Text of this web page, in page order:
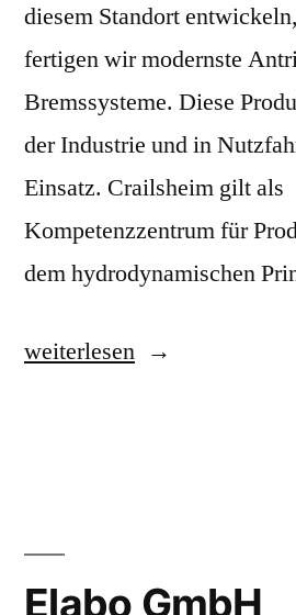
diesem Standort
fertigen wir modernste
Bremssysteme. Diese
der Industrie und in
Einsatz. Crailsheim gilt als
Kompetenzzentrum für
dem hydrodynamischen
„Voith“
weiterlesen
Elabo GmbH